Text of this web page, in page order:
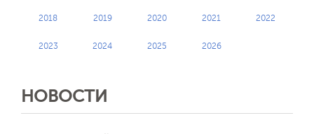
2018 2019 2020 2021 2022
2023 2024 2025 2026
НОВОСТИ